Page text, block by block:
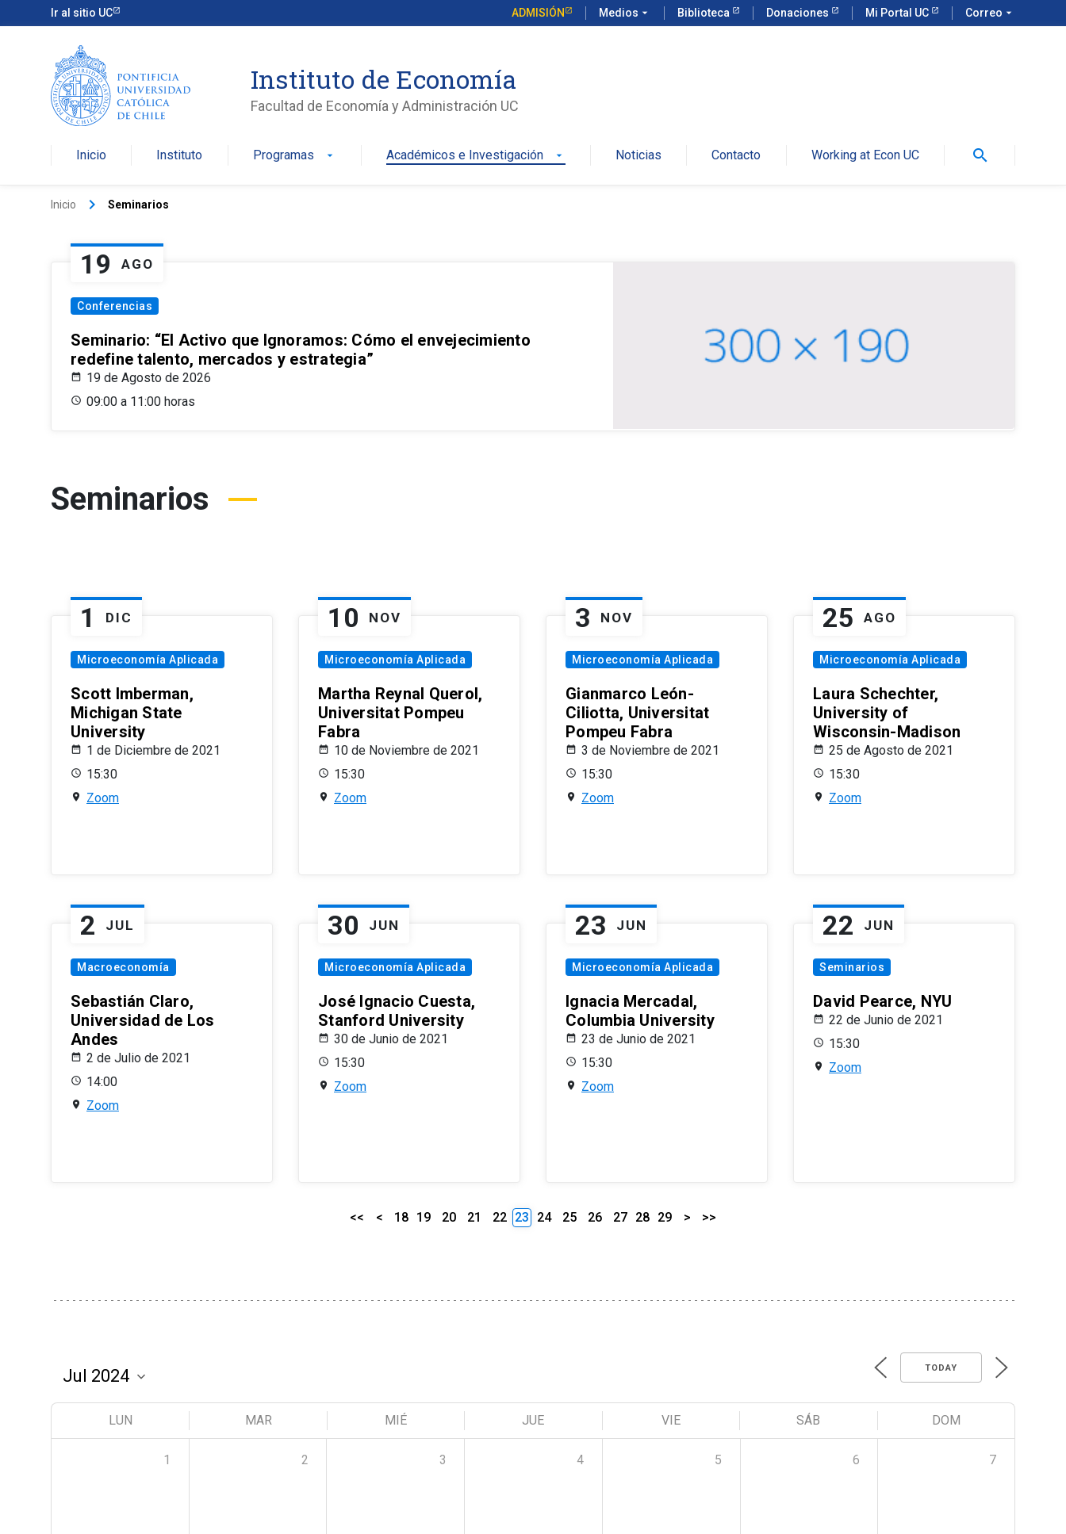
Ir al sitio UC ADMISIÓN Medios arrow_drop_down Biblioteca Donaciones Mi Portal UC Correo arrow_drop_down
Instituto de Economía
Facultad de Economía y Administración UC
Inicio Instituto Programas arrow_drop_down Académicos e Investigación arrow_drop_down Noticias Contacto Working at Econ UC search
Inicio keyboard_arrow_right Seminarios
19 AGO
Conferencias
Seminario: “El Activo que Ignoramos: Cómo el envejecimiento
redefine talento, mercados y estrategia”
19 de Agosto de 2026
09:00 a 11:00 horas
Seminarios
1 DIC
Microeconomía Aplicada
Scott Imberman,
Michigan State
University
1 de Diciembre de 2021
15:30
Zoom
10 NOV
Microeconomía Aplicada
Martha Reynal Querol,
Universitat Pompeu
Fabra
10 de Noviembre de 2021
15:30
Zoom
3 NOV
Microeconomía Aplicada
Gianmarco León-
Ciliotta, Universitat
Pompeu Fabra
3 de Noviembre de 2021
15:30
Zoom
25 AGO
Microeconomía Aplicada
Laura Schechter,
University of
Wisconsin-Madison
25 de Agosto de 2021
15:30
Zoom
2 JUL
Macroeconomía
Sebastián Claro,
Universidad de Los
Andes
2 de Julio de 2021
14:00
Zoom
30 JUN
Microeconomía Aplicada
José Ignacio Cuesta,
Stanford University
30 de Junio de 2021
15:30
Zoom
23 JUN
Microeconomía Aplicada
Ignacia Mercadal,
Columbia University
23 de Junio de 2021
15:30
Zoom
22 JUN
Seminarios
David Pearce, NYU
22 de Junio de 2021
15:30
Zoom
<< < 18 19 20 21 22 23 24 25 26 27 28 29 > >>
TODAY
LUN MAR MIÉ JUE VIE SÁB DOM
1 2 3 4 5 6 7